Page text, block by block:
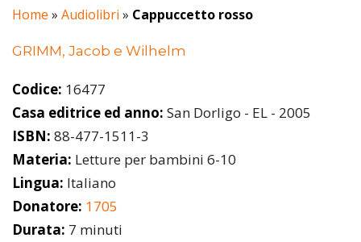
Home » Audiolibri » Cappuccetto rosso
GRIMM, Jacob e Wilhelm
Codice: 16477
Casa editrice ed anno: San Dorligo - EL - 2005
ISBN: 88-477-1511-3
Materia: Letture per bambini 6-10
Lingua: Italiano
Donatore: 1705
Durata: 7 minuti